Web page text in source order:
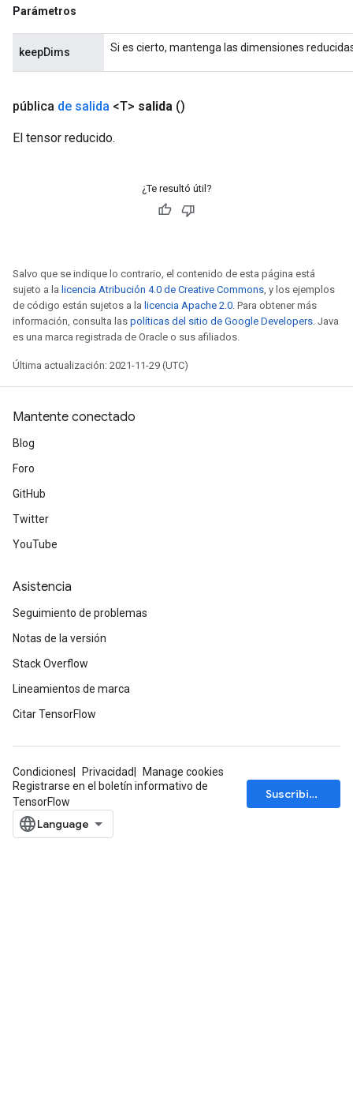
Parámetros
keepDims Si es cierto, mantenga las dimensiones
pública de salida <T> salida ()
El tensor reducido.
¿Te resultó útil?
Salvo que se indique lo contrario, el contenido de esta página está
sujeto a la licencia Atribución 4.0 de Creative Commons, y los ejemplos
de código están sujetos a la licencia Apache 2.0. Para obtener más
información, consulta las políticas del sitio de Google Developers. Java
es una marca registrada de Oracle o sus afiliados.
Última actualización: 2021-11-29 (UTC)
Mantente conectado
Blog
Foro
GitHub
Twitter
YouTube
Asistencia
Seguimiento de problemas
Notas de la versión
Stack Overflow
Lineamientos de marca
Citar TensorFlow
Condiciones Privacidad
Manage cookies
Registrarse en el boletín informativo de
TensorFlow
Suscribirse